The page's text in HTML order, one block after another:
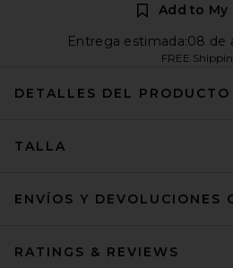
Add to My
Entrega estimada:08 de
FREE
DETALLES DEL PRODUCTO
TALLA
ENVÍOS Y DEVOLUCIONES
RATINGS & REVIEWS